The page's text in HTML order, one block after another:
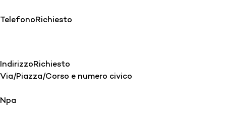
TelefonoRichiesto
IndirizzoRichiesto
Via/Piazza/Corso e numero civico
Npa